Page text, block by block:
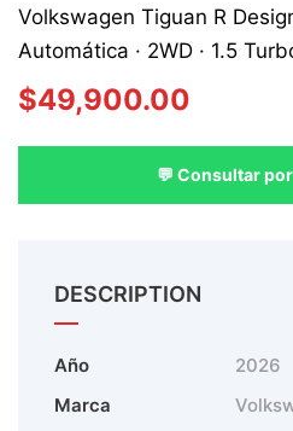
Volkswagen Tiguan R
Automática · 2WD · 1.5
$49,900.00
💬 Consultar
DESCRIPTION
Año
2026
Marca